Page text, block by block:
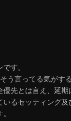
す。
う言ってる気が
先とは言え、延
いるセッティング